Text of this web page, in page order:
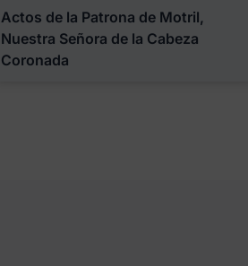
Actos de la Patrona de Motril,
Nuestra Señora de la Cabeza
Coronada